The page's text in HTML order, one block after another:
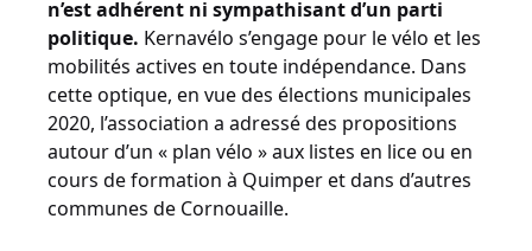
n’est adhérent ni sympathisant d’un parti
politique. Kernavélo s’engage pour le vélo et les
mobilités actives en toute indépendance. Dans
cette optique, en vue des élections municipales
2020, l’association a adressé des propositions
autour d’un « plan vélo » aux listes en lice ou en
cours de formation à Quimper et dans d’autres
communes de Cornouaille.